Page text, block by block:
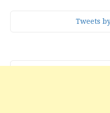
Tweets